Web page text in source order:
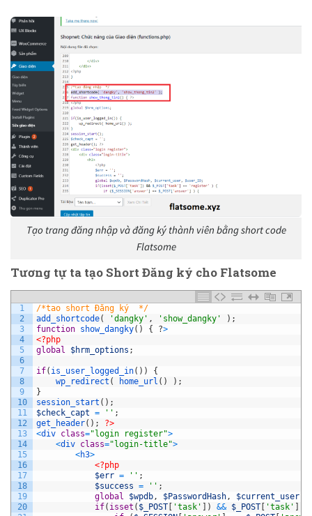
Tạo trang đăng nhập và đăng ký thành viên bằng short code
Flatsome
Tương tự ta tạo Short Đăng ký cho Flatsome
1
2
3
4
5
6
7
8
9
10
11
12
13
14
15
16
17
18
19
20
/*tao short Đăng ký  */
add_shortcode( 'dangky' , 'show_dangky' ) ;
function show_dangky( ) { ?>
<?php
global
$hrm_options ;
if( is_user_logged_in( ) )
{
wp_redirect ( home_url ( ) ) ;
}
session_start ( ) ;
$check_capt = '' ;
get_header( ) ;
?>
<div class="login register">
<div class="login-title">
<h3>
<?php
$err = '' ;
$success = '' ;
global
$wpdb , $PasswordHash , $current_user
if( isset ( $_POST [ 'task' ] ) && $_POST [ 'task' ]